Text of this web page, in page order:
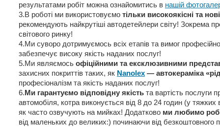
результатами робіт можна ознайомитись в нашій
3.В роботі ми використовуємо тільки високоякісні та
рекомендують найкрутіші автодетейлери світу! Зокрема
світового ринку!
4.Ми суворо дотримуємось всіх етапів та вимог
забезпечує високу якість наданих послуг!
5.Ми являємось офіційними та ексклюзивними
захисних покриттів таких, як Nanolex — автокераміка
професіоналізм та якість наданих послуг!
6.Ми гарантуємо відповідну якість та вартість послуги
автомобіля, котра виконується від 8 до 24 годин (у
як часто озвучують на мийках! Додатково ми любимо
від маленьких до великих:) починаючи від безкоштовного